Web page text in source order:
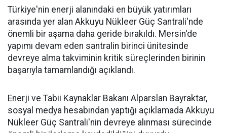
Türkiye'nin enerji alanındaki en büyük yatırımları
arasında yer alan Akkuyu Nükleer Güç Santrali'nde
önemli bir aşama daha geride bırakıldı. Mersin'de
yapımı devam eden santralin birinci ünitesinde
devreye alma takviminin kritik süreçlerinden birinin
başarıyla tamamlandığı açıklandı.
Enerji ve Tabii Kaynaklar Bakanı Alparslan Bayraktar,
sosyal medya hesabından yaptığı açıklamada Akkuyu
Nükleer Güç Santrali'nin devreye alınması sürecinde